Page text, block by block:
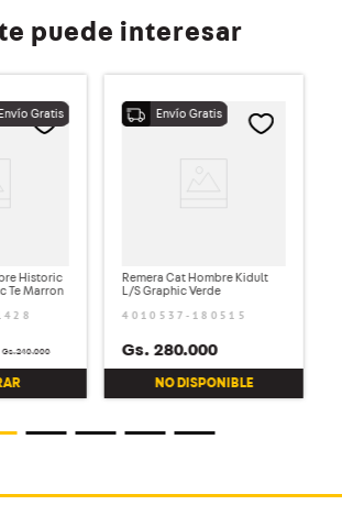
puede interesar
Historic
Te Marron
Gs.240.000
Remera Cat Hombre Kidult
L/S Graphic Verde
4010537-180515
Gs. 280.000
NO DISPONIBLE